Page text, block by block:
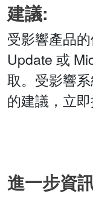
建議:
受影響產品
Update 或
取。受影響
的建議，立即
進一步資